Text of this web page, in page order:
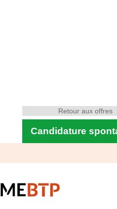
Candidature
Retour aux offres